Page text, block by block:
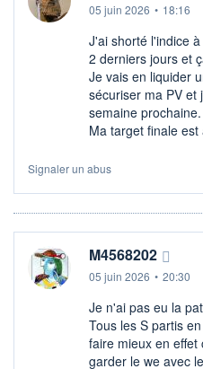
05 juin 2026 • 18:16
J'ai shorté l'indice
2 derniers jours et
Je vais en liquider
sécuriser ma PV et
semaine prochaine.
Ma target finale est
Signaler un abus
M4568202
05 juin 2026 • 20:30
Je n'ai pas eu la
Tous les S partis
faire mieux en effet
garder le we avec